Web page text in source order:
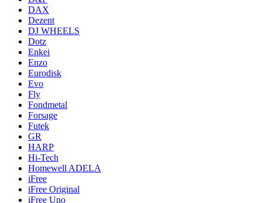
DAX
Dezent
DJ WHEELS
Dotz
Enkei
Enzo
Eurodisk
Evo
Fly
Fondmetal
Forsage
Futek
GR
HARP
Hi-Tech
Homewell ADELA
iFree
iFree Original
iFree Uno